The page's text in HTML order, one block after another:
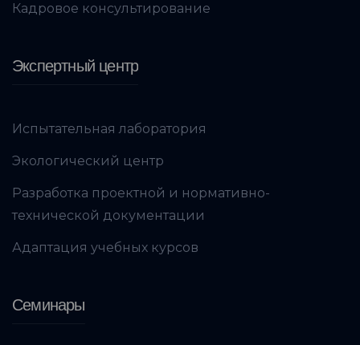
Кадровое консультирование
Экспертный центр
Испытательная лаборатория
Экологический центр
Разработка проектной и нормативно-
технической документации
Адаптация учебных курсов
Семинары